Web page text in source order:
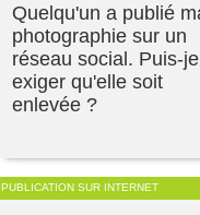
Quelqu'un a publié
photographie sur un
réseau social. Puis-je
exiger qu'elle soit
enlevée ?
PUBLICATION SUR INTERNET